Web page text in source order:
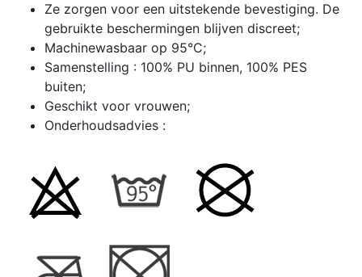
Ze zorgen voor een uitstekende bevestiging. De
gebruikte beschermingen blijven discreet;
Machinewasbaar op 95°C;
Samenstelling : 100% PU binnen, 100% PES
buiten;
Geschikt voor vrouwen;
Onderhoudsadvies :